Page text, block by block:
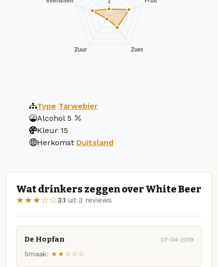
Type Tarwebier
Alcohol 5
Kleur 15
Herkomst Duitsland
Wat drinkers zeggen over White Beer
★★★☆☆3.1 uit 3 reviews
De Hopfan 07-04-2019
Smaak: ★★☆☆☆